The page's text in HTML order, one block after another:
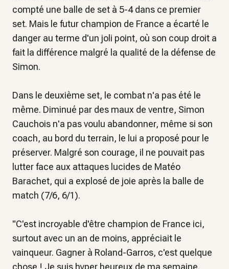
compté une balle de set à 5-4 dans ce premier
set. Mais le futur champion de France a écarté le
danger au terme d'un joli point, où son coup droit a
fait la différence malgré la qualité de la défense de
Simon.
Dans le deuxième set, le combat n'a pas été le
même. Diminué par des maux de ventre, Simon
Cauchois n'a pas voulu abandonner, même si son
coach, au bord du terrain, le lui a proposé pour le
préserver. Malgré son courage, il ne pouvait pas
lutter face aux attaques lucides de Matéo
Barachet, qui a explosé de joie après la balle de
match (7/6, 6/1).
"C'est incroyable d'être champion de France ici,
surtout avec un an de moins, appréciait le
vainqueur. Gagner à Roland-Garros, c'est quelque
chose ! Je suis hyper heureux de ma semaine.